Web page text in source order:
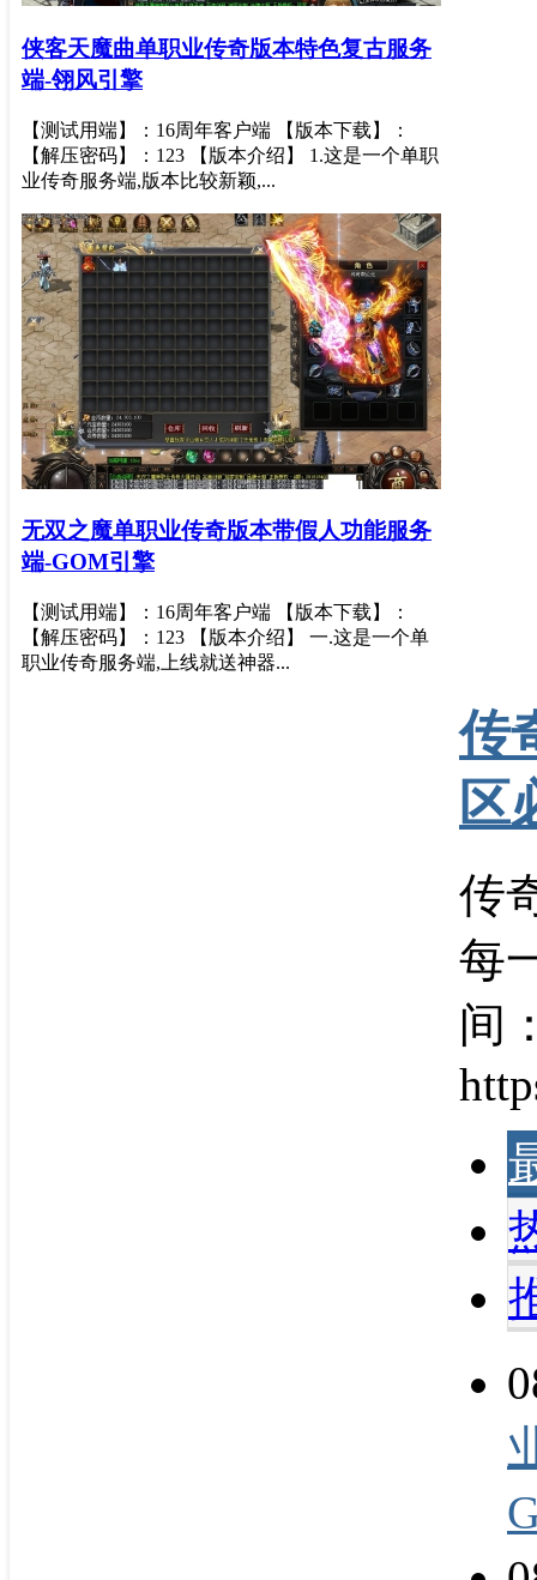
侠客天魔曲单职业传奇版本特色复古服务
端-翎风引擎
【测试用端】：16周年客户端 【版本下载】：
【解压密码】：123 【版本介绍】 1.这是一个单职
业传奇服务端,版本比较新颖,...
无双之魔单职业传奇版本带假人功能服务
端-GOM引擎
【测试用端】：16周年客户端 【版本下载】：
【解压密码】：123 【版本介绍】 一.这是一个单
职业传奇服务端,上线就送神器...
传
区
传
每
间